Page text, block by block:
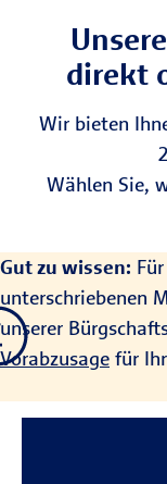
direkt
Wir bieten
Wählen Sie,
Gut zu wissen:
unterschriebenen
unserer
Vorabzusage für